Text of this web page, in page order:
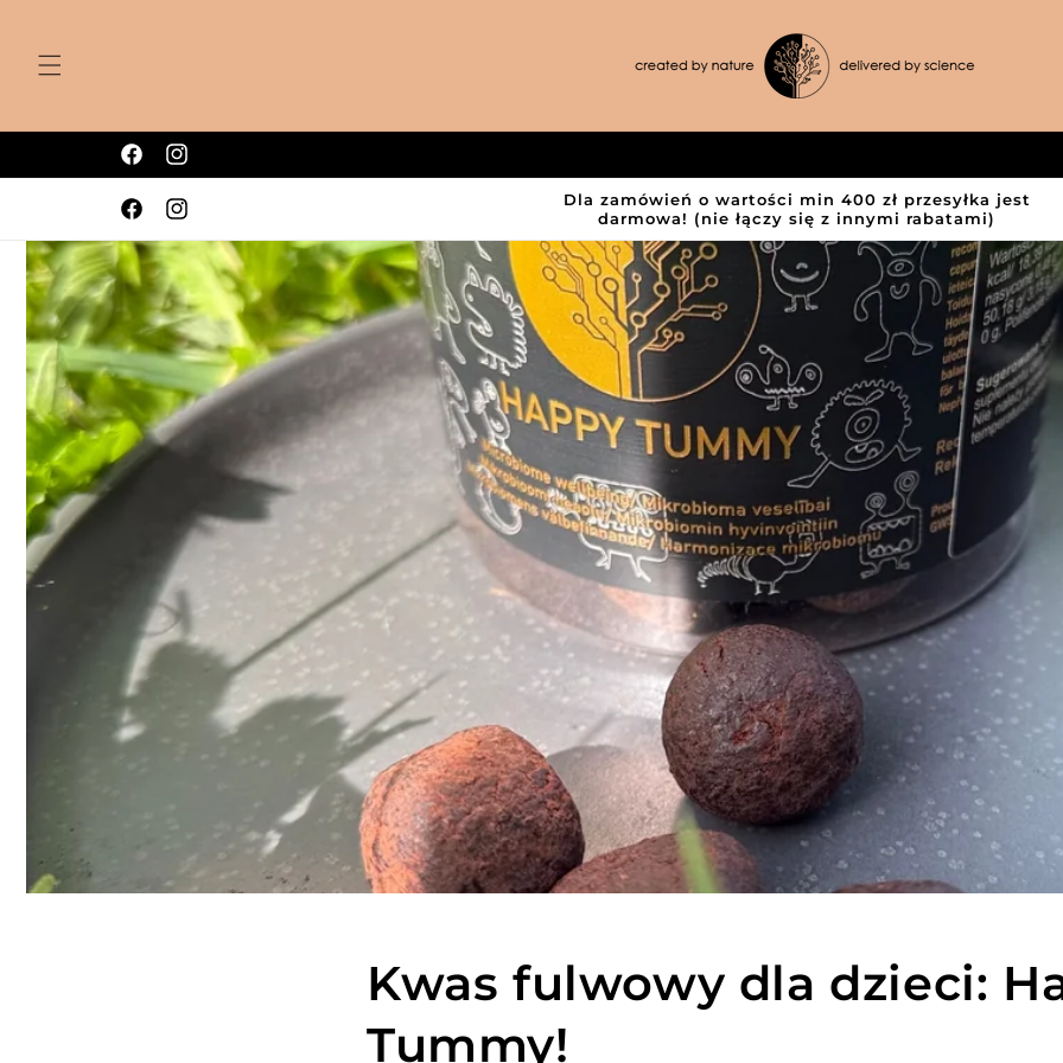
FacebookInstagram
FacebookInstagram
Dla zamówień o wartości min 400 zł przesyłka jest
darmowa! (nie łączy się z innymi rabatami)
Kwas fulwowy dla dzieci:
Tummy!